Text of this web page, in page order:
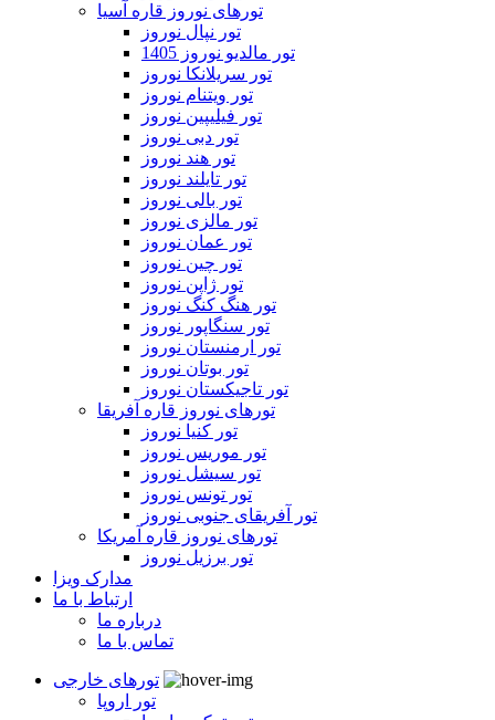
تورهای نوروز قاره آسیا
تور نپال نوروز
تور مالدیو نوروز 1405
تور سریلانکا نوروز
تور ویتنام نوروز
تور فیلیپین نوروز
تور دبی نوروز
تور هند نوروز
تور تایلند نوروز
تور بالی نوروز
تور مالزی نوروز
تور عمان نوروز
تور چین نوروز
تور ژاپن نوروز
تور هنگ کنگ نوروز
تور سنگاپور نوروز
تور ارمنستان نوروز
تور بوتان نوروز
تور تاجیکستان نوروز
تورهای نوروز قاره آفریقا
تور کنیا نوروز
تور موریس نوروز
تور سیشل نوروز
تور تونس نوروز
تور آفریقای جنوبی نوروز
تورهای نوروز قاره آمریکا
تور برزیل نوروز
مدارک ویزا
ارتباط با ما
درباره ما
تماس با ما
تورهای خارجی
تور اروپا